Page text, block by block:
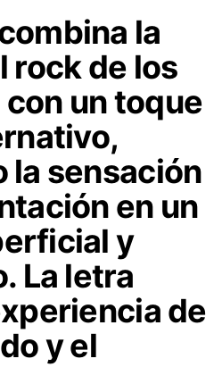
la
rock de los
un toque
la sensación
en un
y
La letra
de
y el